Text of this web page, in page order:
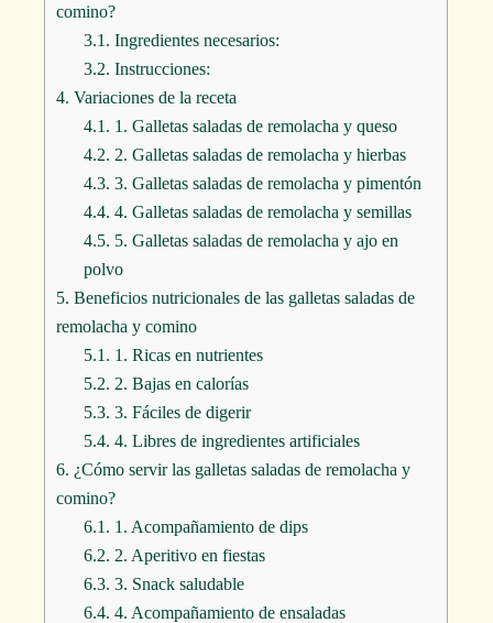
comino?
3.1. Ingredientes necesarios:
3.2. Instrucciones:
4. Variaciones de la receta
4.1. 1. Galletas saladas de remolacha y queso
4.2. 2. Galletas saladas de remolacha y hierbas
4.3. 3. Galletas saladas de remolacha y pimentón
4.4. 4. Galletas saladas de remolacha y semillas
4.5. 5. Galletas saladas de remolacha y ajo en
polvo
5. Beneficios nutricionales de las galletas saladas de
remolacha y comino
5.1. 1. Ricas en nutrientes
5.2. 2. Bajas en calorías
5.3. 3. Fáciles de digerir
5.4. 4. Libres de ingredientes artificiales
6. ¿Cómo servir las galletas saladas de remolacha y
comino?
6.1. 1. Acompañamiento de dips
6.2. 2. Aperitivo en fiestas
6.3. 3. Snack saludable
6.4. 4. Acompañamiento de ensaladas